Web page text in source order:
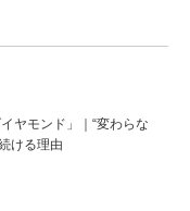
ヤモンド」｜“変わらな
ける理由